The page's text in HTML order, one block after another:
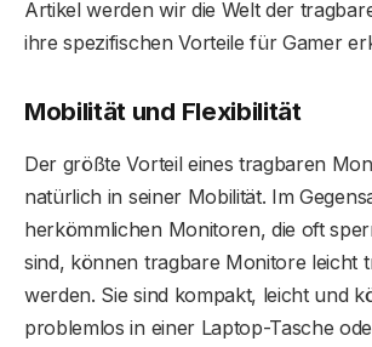
Artikel werden wir die Welt der
ihre spezifischen Vorteile für Gamer
Mobilität und Flexibilität
Der größte Vorteil eines tragbaren
natürlich in seiner Mobilität. Im
herkömmlichen Monitoren, die oft
sind, können tragbare Monitore leicht
werden. Sie sind kompakt, leicht und
problemlos in einer Laptop-Tasche